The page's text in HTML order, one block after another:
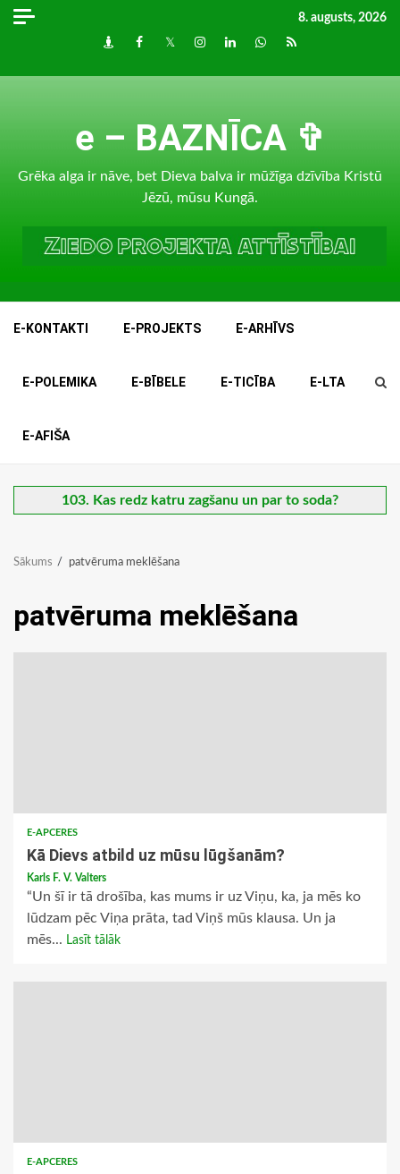
Skip
8. augusts, 2026
DraugiemFacebook
TwitterInstagram
LinkedInwhatsapp
RSS
e – BAZNĪCA ✞
Grēka alga ir nāve, bet Dieva balva ir mūžīga dzīvība Kristū
Jēzū, mūsu Kungā.
E-KONTAKTI E-PROJEKTS E-ARHĪVS
E-POLEMIKA E-BĪBELE E-TICĪBA E-LTA
E-AFIŠA
103. Kas redz katru zagšanu un par to soda?
Sākums patvēruma meklēšana
patvēruma meklēšana
E-APCERES
Kā Dievs atbild uz mūsu lūgšanām?
Karls F. V. Valters
“Un šī ir tā drošība, kas mums ir uz Viņu, ka, ja mēs ko
lūdzam pēc Viņa prāta, tad Viņš mūs klausa. Un ja
mēs... Lasīt tālāk
E-APCERES